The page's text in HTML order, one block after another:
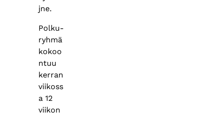
jne.
Polku-
ryhmä
kokoo
ntuu
kerran
viikoss
a 12
viikon